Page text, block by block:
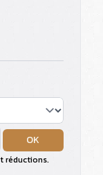
OK
réductions.